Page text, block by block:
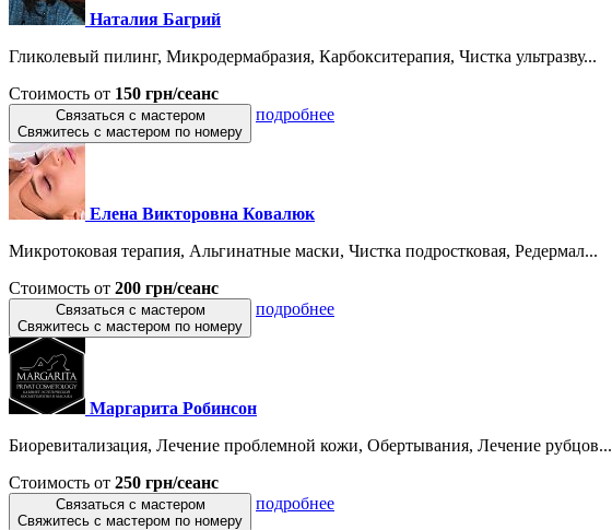
Наталия Багрий
Гликолевый пилинг, Микродермабразия, Карбокситерапия, Чистка ультразву...
Стоимость от 150 грн/сеанс
Связаться с мастером
Свяжитесь с мастером по номеру
подробнее
Елена Викторовна Ковалюк
Микротоковая терапия, Альгинатные маски, Чистка подростковая, Редермал...
Стоимость от 200 грн/сеанс
Связаться с мастером
Свяжитесь с мастером по номеру
подробнее
Маргарита Робинсон
Биоревитализация, Лечение проблемной кожи, Обертывания, Лечение рубцов...
Стоимость от 250 грн/сеанс
Связаться с мастером
Свяжитесь с мастером по номеру
подробнее